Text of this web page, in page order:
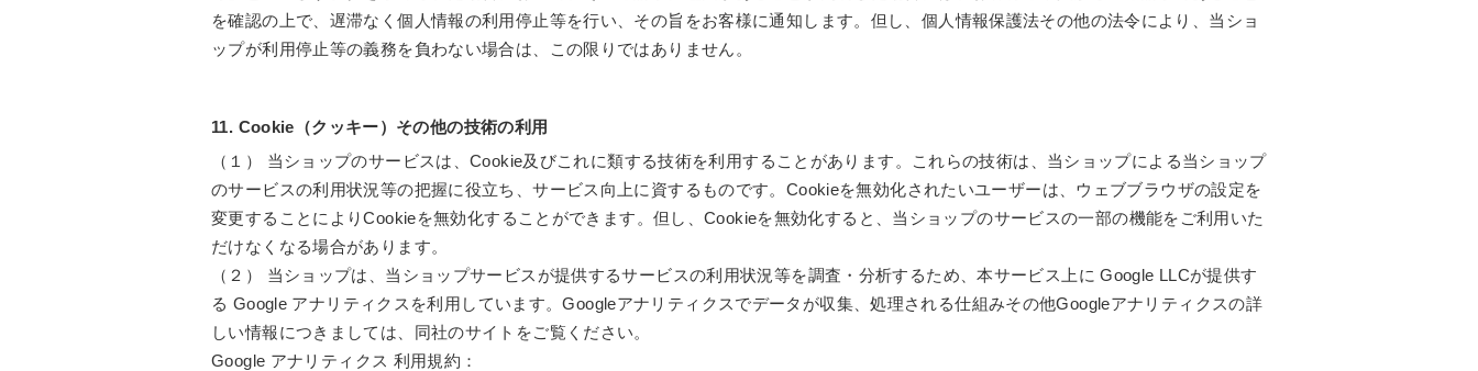
を確認の上で、遅滞なく個人情報の利用停止等を行い、その旨をお客様に通知します。但し、個人情報保護法その他の法令により、当ショ
ップが利用停止等の義務を負わない場合は、この限りではありません。
11. Cookie（クッキー）その他の技術の利用
（１） 当ショップのサービスは、Cookie及びこれに類する技術を利用することがあります。これらの技術は、当ショップによる当ショップ
のサービスの利用状況等の把握に役立ち、サービス向上に資するものです。Cookieを無効化されたいユーザーは、ウェブブラウザの設定を
変更することによりCookieを無効化することができます。但し、Cookieを無効化すると、当ショップのサービスの一部の機能をご利用いた
だけなくなる場合があります。
（２） 当ショップは、当ショップサービスが提供するサービスの利用状況等を調査・分析するため、本サービス上に Google LLCが提供す
る Google アナリティクスを利用しています。Googleアナリティクスでデータが収集、処理される仕組みその他Googleアナリティクスの詳
しい情報につきましては、同社のサイトをご覧ください。
Google アナリティクス 利用規約：